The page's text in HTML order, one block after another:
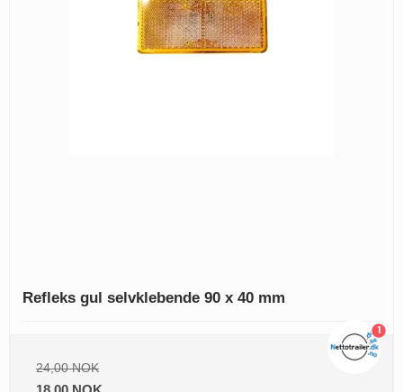
Refleks gul selvklebende 90 x 40 mm
24,00 NOK
1